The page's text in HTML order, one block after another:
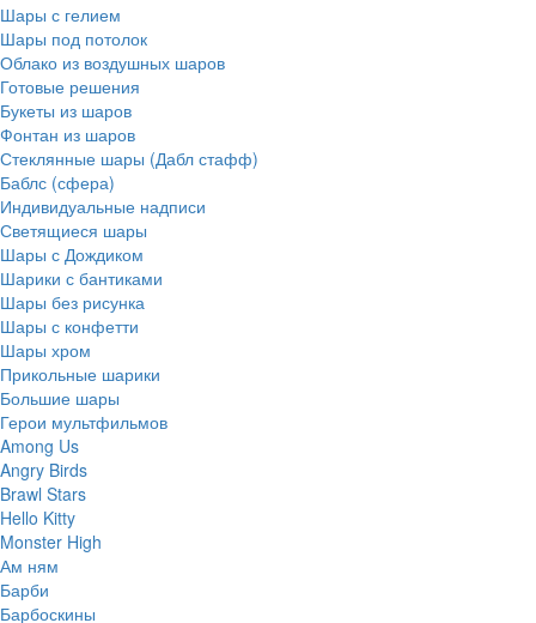
Шары с гелием
Шары под потолок
Облако из воздушных шаров
Готовые решения
Букеты из шаров
Фонтан из шаров
Стеклянные шары (Дабл стафф)
Баблс (сфера)
Индивидуальные надписи
Светящиеся шары
Шары с Дождиком
Шарики с бантиками
Шары без рисунка
Шары с конфетти
Шары хром
Прикольные шарики
Большие шары
Герои мультфильмов
Among Us
Angry Birds
Brawl Stars
Hello Kitty
Monster High
Ам ням
Барби
Барбоскины